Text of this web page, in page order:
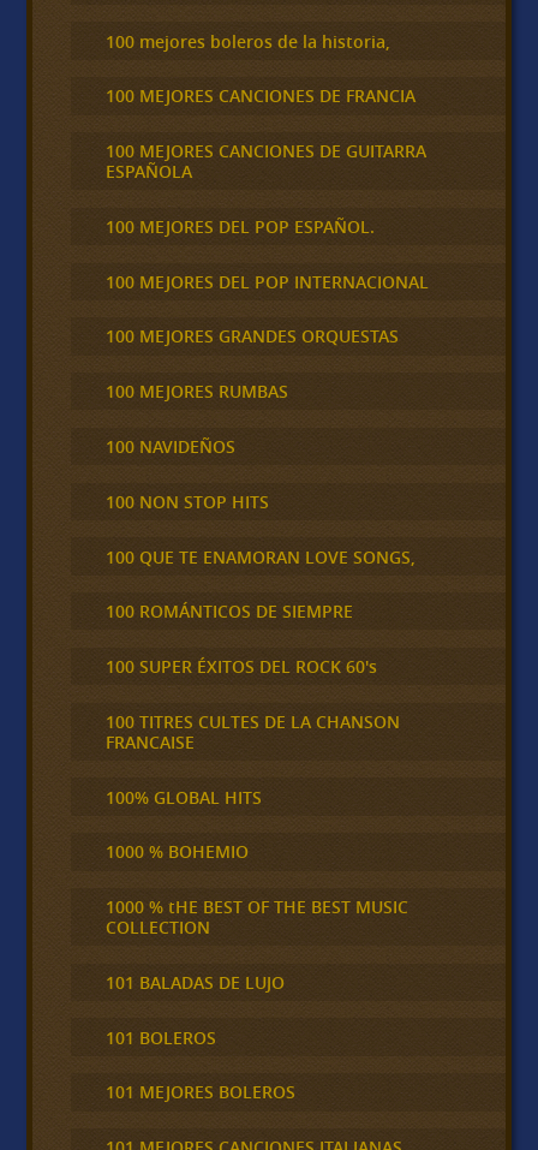
100 mejores boleros de la historia,
100 MEJORES CANCIONES DE FRANCIA
100 MEJORES CANCIONES DE GUITARRA
ESPAÑOLA
100 MEJORES DEL POP ESPAÑOL.
100 MEJORES DEL POP INTERNACIONAL
100 MEJORES GRANDES ORQUESTAS
100 MEJORES RUMBAS
100 NAVIDEÑOS
100 NON STOP HITS
100 QUE TE ENAMORAN LOVE SONGS,
100 ROMÁNTICOS DE SIEMPRE
100 SUPER ÉXITOS DEL ROCK 60's
100 TITRES CULTES DE LA CHANSON
FRANCAISE
100% GLOBAL HITS
1000 % BOHEMIO
1000 % tHE BEST OF THE BEST MUSIC
COLLECTION
101 BALADAS DE LUJO
101 BOLEROS
101 MEJORES BOLEROS